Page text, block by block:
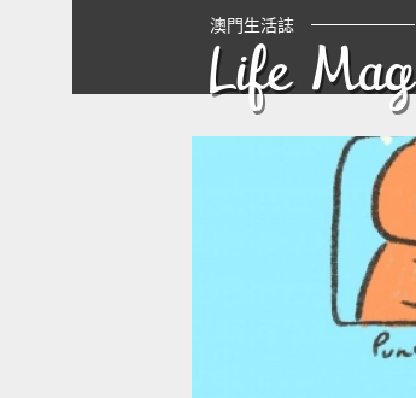
澳門生活誌
Life Mag